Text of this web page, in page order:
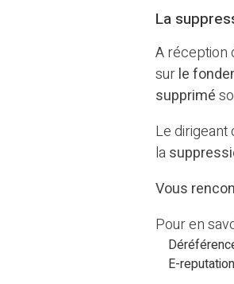
La
A réception
surle
supprimé
Le dirigeant
la
Vous
Pour en
E-